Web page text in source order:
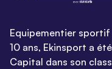
Equipementier sportif
10 ans, Ekinsport a
Capital dans son